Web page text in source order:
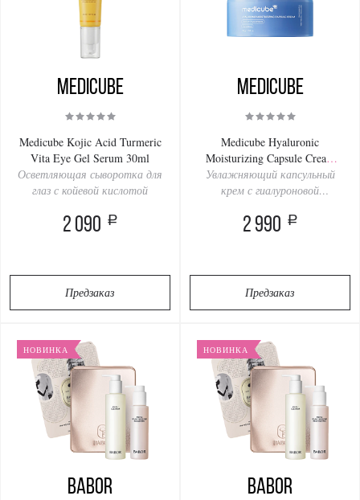
Medicube
Medicube Kojic Acid Turmeric
Vita Eye Gel Serum 30ml
Осветляющая сыворотка для
глаз с койевой кислотой
2 090 a
Предзаказ
Medicube
Medicube Hyaluronic
Moisturizing Capsule Cream
55ml
Увлажняющий капсульный
крем с гиалуроновой
2 990 a
Предзаказ
НОВИНКА
BABOR
НОВИНКА
BABOR